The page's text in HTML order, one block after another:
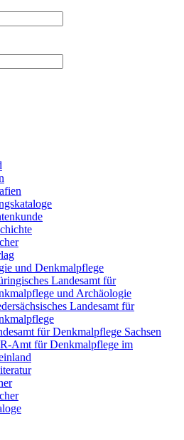
und Denkmalpflege
Landesamt für
und Archäologie
Landesamt für
für Denkmalpflege Sachsen
Amt für Denkmalpflege im